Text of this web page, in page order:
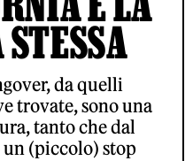
da quelli
trovate, sono una
tanto che dal
(piccolo) stop